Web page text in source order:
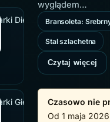
wyglądem…
Bransoleta:
Stal szlachetna
Czytaj więcej
Czasowo nie
Od 1 maja